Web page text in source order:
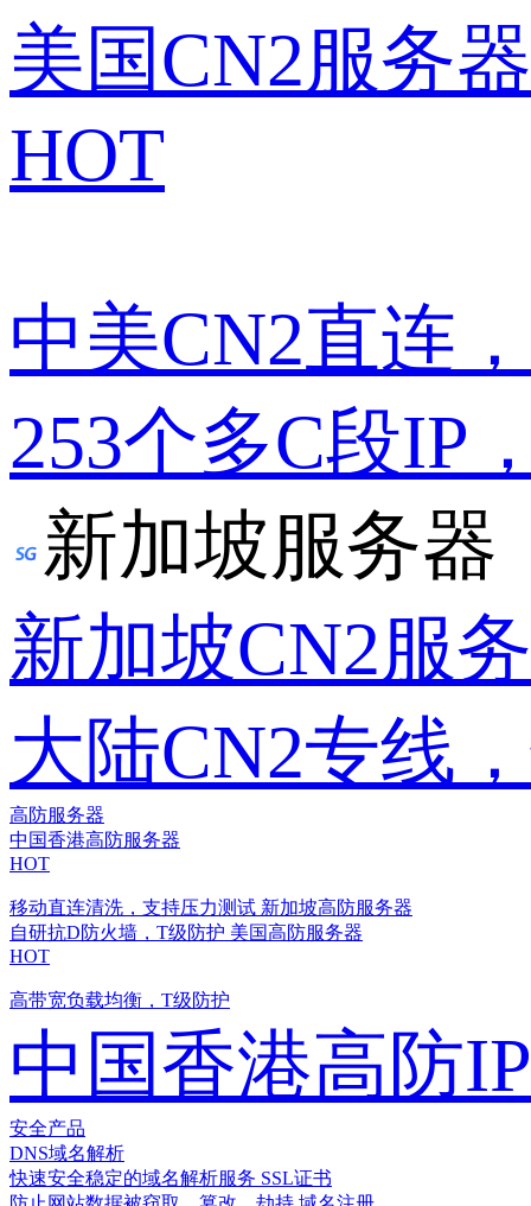
美国CN2服务器
HOT
中美CN2直连
253个多C段IP
新加坡服务器
新加坡CN2服
大陆CN2专线
高防服务器
中国香港高防服务器
HOT
移动直连清洗，支持压力测试 新加坡高防服务器
自研抗D防火墙，T级防护 美国高防服务器
HOT
高带宽负载均衡，T级防护
中国香港高防IP
安全产品
DNS域名解析
快速安全稳定的域名解析服务 SSL证书